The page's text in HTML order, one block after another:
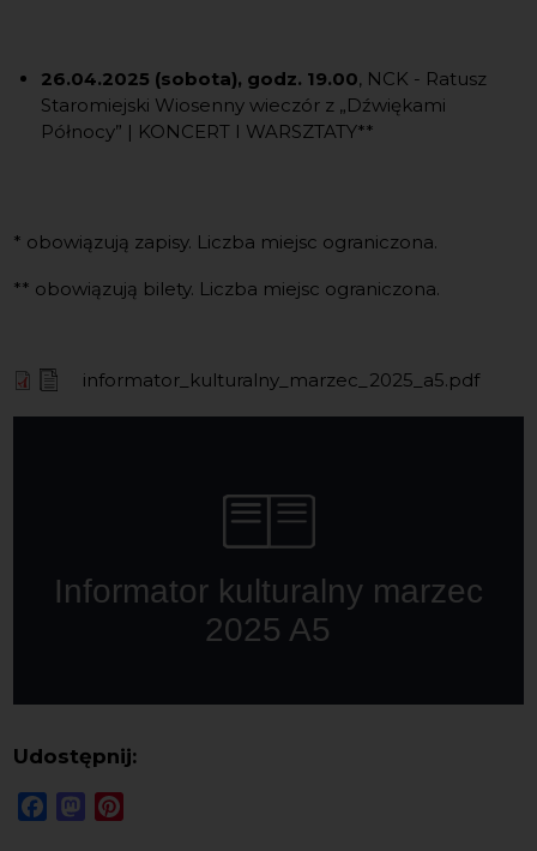
26.04.2025 (sobota), godz. 19.00, NCK - Ratusz
Staromiejski Wiosenny wieczór z „Dźwiękami
Północy” | KONCERT I WARSZTATY**
* obowiązują zapisy. Liczba miejsc ograniczona.
** obowiązują bilety. Liczba miejsc ograniczona.
informator_kulturalny_marzec_2025_a5.pdf
Udostępnij:
FacebookMastodon